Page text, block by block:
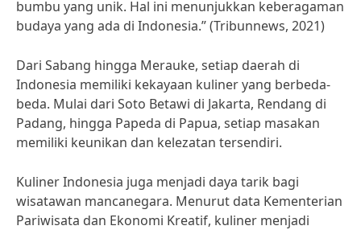
bumbu yang unik. Hal ini menunjukkan keberagaman
budaya yang ada di Indonesia.” (Tribunnews, 2021)
Dari Sabang hingga Merauke, setiap daerah di
Indonesia memiliki kekayaan kuliner yang berbeda-
beda. Mulai dari Soto Betawi di Jakarta, Rendang di
Padang, hingga Papeda di Papua, setiap masakan
memiliki keunikan dan kelezatan tersendiri.
Kuliner Indonesia juga menjadi daya tarik bagi
wisatawan mancanegara. Menurut data Kementerian
Pariwisata dan Ekonomi Kreatif, kuliner menjadi